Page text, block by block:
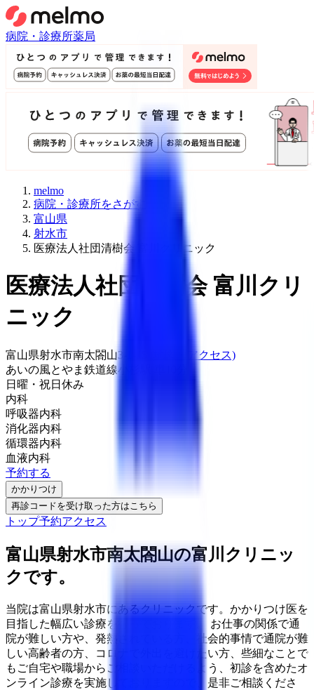
病院・診療所薬局
melmo
病院・診療所をさがす
富山県
射水市
医療法人社団清樹会 富川クリニック
医療法人社団清樹会 富川クリ
ニック
富山県射水市南太閤山3-1-15
(地図・アクセス)
あいの風とやま鉄道線小杉駅
日曜・祝日 休み
内科
呼吸器内科
消化器内科
循環器内科
血液内科
予約する
かかりつけ
再診コードを受け取った方はこちら
トップ予約アクセス
富山県射水市南太閤山の富川クリニッ
クです。
当院は富山県射水市にあるクリニックです。かかりつけ医を
目指した幅広い診療を行っております。 お仕事の関係で通
院が難しい方や、発熱されている方、社会的事情で通院が難
しい高齢者の方、コロナで外出を避けたい方、些細なことで
もご自宅や職場からご相談いただけるよう、初診を含めたオ
ンライン診療を実施しておりますので、是非ご相談くださ